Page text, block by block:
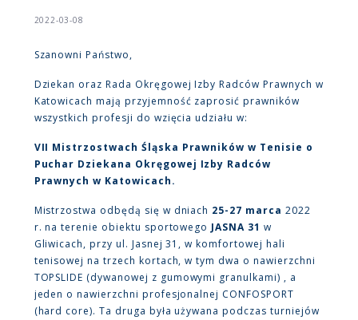
2022-03-08
Szanowni Państwo,
Dziekan oraz Rada Okręgowej Izby Radców Prawnych w
Katowicach mają przyjemność zaprosić prawników
wszystkich profesji do wzięcia udziału w:
VII Mistrzostwach Śląska Prawników w Tenisie o
Puchar Dziekana Okręgowej Izby Radców
Prawnych w Katowicach.
Mistrzostwa odbędą się w dniach 25-27 marca 2022
r. na terenie obiektu sportowego JASNA 31 w
Gliwicach, przy ul. Jasnej 31, w komfortowej hali
tenisowej na trzech kortach, w tym dwa o nawierzchni
TOPSLIDE (dywanowej z gumowymi granulkami) , a
jeden o nawierzchni profesjonalnej CONFOSPORT
(hard core). Ta druga była używana podczas turniejów